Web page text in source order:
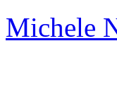
Michele